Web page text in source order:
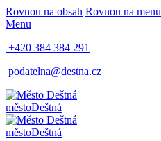
Rovnou na obsah Rovnou na menu
Menu
+420 384 384 291
podatelna@destna.cz
městoDeštná
městoDeštná